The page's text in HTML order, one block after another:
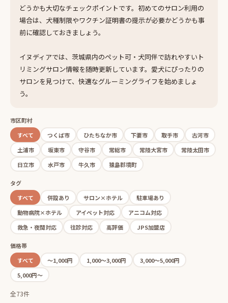
どうかも大切なチェックポイントです。初めてのサロン利用の
場合は、犬種制限やワクチン証明書の提示が必要かどうかも事
前に確認しておきましょう。
イヌディアでは、茨城県内のペット可・犬同伴で訪れやすいト
リミングサロン情報を随時更新しています。愛犬にぴったりの
サロンを見つけて、快適なグルーミングライフを始めましょ
う。
市区町村
すべて
つくば市 ひたちなか市 下妻市 取手市
古河市
土浦市
坂東市 守谷市 常総市 常陸大宮市
常陸太田市
日立市
水戸市 牛久市 猿島郡境町
タグ
すべて
併設あり サロン×ホテル
駐車場あり
動物病院×ホテル
アイペット対応
アニコム対応
救急・夜間対応
往診対応 高評価 JPS加盟店
価格帯
すべて
〜1,000円 1,000〜3,000円
3,000〜5,000円
5,000円〜
全73件